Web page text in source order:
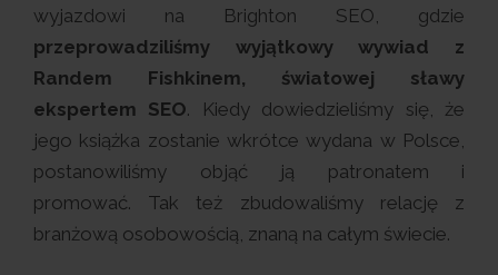
wyjazdowi na Brighton SEO, gdzie
przeprowadziliśmy wyjątkowy wywiad z
Randem Fishkinem, światowej sławy
ekspertem SEO. Kiedy dowiedzieliśmy się, że
jego książka zostanie wkrótce wydana w Polsce,
postanowiliśmy objąć ją patronatem i
promować. Tak też zbudowaliśmy relację z
branżową osobowością, znaną na całym świecie.